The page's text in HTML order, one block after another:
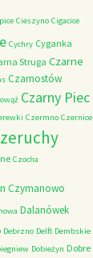
Cieszyno Cigacice
Cychry Cyganka
Struga Czarne
Czarnostów
Czarny Piec
Czermno Czernice
Czocha
Czymanowo
Dalanówek
Debrzno Delft Dembskie
Dobieżyn Dobre